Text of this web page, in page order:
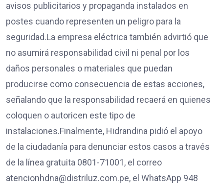
avisos publicitarios y propaganda instalados en
postes cuando representen un peligro para la
seguridad.La empresa eléctrica también advirtió que
no asumirá responsabilidad civil ni penal por los
daños personales o materiales que puedan
producirse como consecuencia de estas acciones,
señalando que la responsabilidad recaerá en quienes
coloquen o autoricen este tipo de
instalaciones.Finalmente, Hidrandina pidió el apoyo
de la ciudadanía para denunciar estos casos a través
de la línea gratuita 0801-71001, el correo
atencionhdna@distriluz.com.pe, el WhatsApp 948